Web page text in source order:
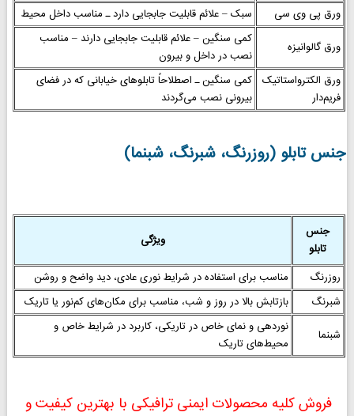
ورق پی وی سی
سبک – علائم قابلیت جابجایی دارد ـ مناسب داخل محیط
ورق گالوانیزه
کمی سنگین – علائم قابلیت جابجایی دارند – مناسب
نصب در داخل و بیرون
ورق الکترواستاتیک
فریم‌دار
کمی سنگین ـ اصطلاحاً تابلوهای خیابانی که در فضای
بیرونی نصب می‌گردند
جنس تابلو (روزرنگ، شبرنگ، شبنما)
جنس
تابلو
ویژگی
روزرنگ
مناسب برای استفاده در شرایط نوری عادی، دید واضح و روشن
شبرنگ
بازتابش بالا در روز و شب، مناسب برای مکان‌های کم‌نور یا تاریک
شبنما
نوردهی و نمای خاص در تاریکی، کاربرد در شرایط خاص و
محیط‌های تاریک
فروش کلیه محصولات ایمنی ترافیکی با بهترین کیفیت و